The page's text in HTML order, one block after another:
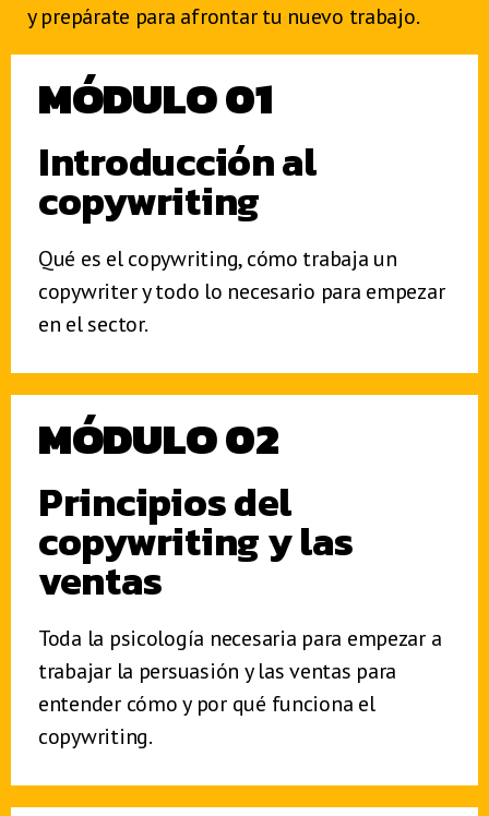
y prepárate para afrontar tu nuevo trabajo.
MÓDULO 01
Introducción al
copywriting
Qué es el copywriting, cómo trabaja un
copywriter y todo lo necesario para empezar
en el sector.
MÓDULO 02
Principios del
copywriting y las
ventas
Toda la psicología necesaria para empezar a
trabajar la persuasión y las ventas para
entender cómo y por qué funciona el
copywriting.